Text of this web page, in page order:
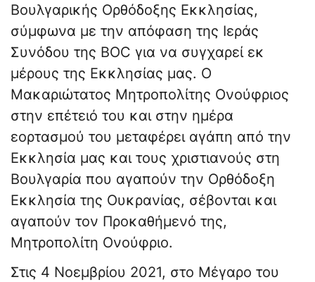
Βουλγαρικής Ορθόδοξης Εκκλησίας,
σύμφωνα με την απόφαση της Ιεράς
Συνόδου της BOC για να συγχαρεί εκ
μέρους της Εκκλησίας μας. Ο
Μακαριώτατος Μητροπολίτης Ονούφριος
στην επέτειό του και στην ημέρα
εορτασμού του μεταφέρει αγάπη από την
Εκκλησία μας και τους χριστιανούς στη
Βουλγαρία που αγαπούν την Ορθόδοξη
Εκκλησία της Ουκρανίας, σέβονται και
αγαπούν τον Προκαθήμενό της,
Μητροπολίτη Ονούφριο.
Στις 4 Νοεμβρίου 2021, στο Μέγαρο του